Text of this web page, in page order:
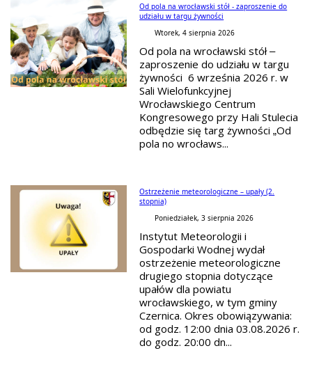
Od pola na wrocławski stół - zaproszenie do
udziału w targu żywności
Wtorek, 4 sierpnia 2026
Od pola na wrocławski stół –
zaproszenie do udziału w targu
żywności 6 września 2026 r. w
Sali Wielofunkcyjnej
Wrocławskiego Centrum
Kongresowego przy Hali Stulecia
odbędzie się targ żywności „Od
pola no wrocławs...
Ostrzeżenie meteorologiczne – upały (2.
stopnia)
Poniedziałek, 3 sierpnia 2026
Instytut Meteorologii i
Gospodarki Wodnej wydał
ostrzeżenie meteorologiczne
drugiego stopnia dotyczące
upałów dla powiatu
wrocławskiego, w tym gminy
Czernica. Okres obowiązywania:
od godz. 12:00 dnia 03.08.2026 r.
do godz. 20:00 dn...